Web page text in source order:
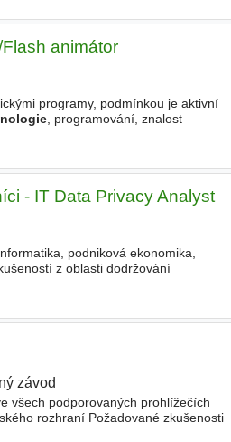
animátor
programy, podmínkou je aktivní
, programování, znalost
- IT Data Privacy Analyst
podniková ekonomika,
z oblasti dodržování
závod
všech podporovaných prohlížečích
rozhraní Požadované zkušenosti